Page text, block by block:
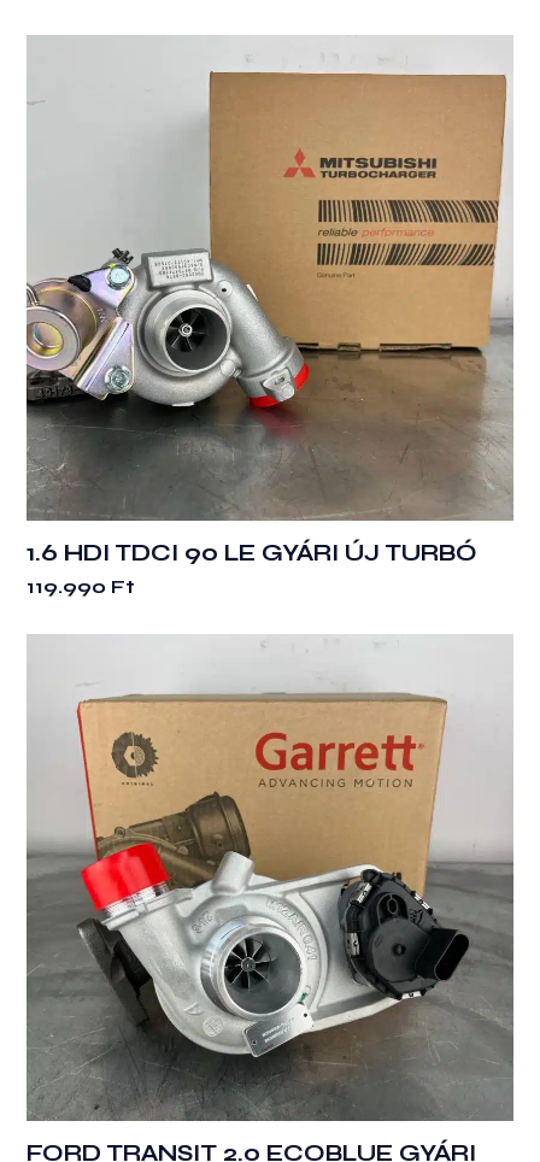
1.6 HDI TDCI 90 LE GYÁRI ÚJ TURBÓ
119.990 Ft
FORD TRANSIT 2.0 ECOBLUE GYÁRI